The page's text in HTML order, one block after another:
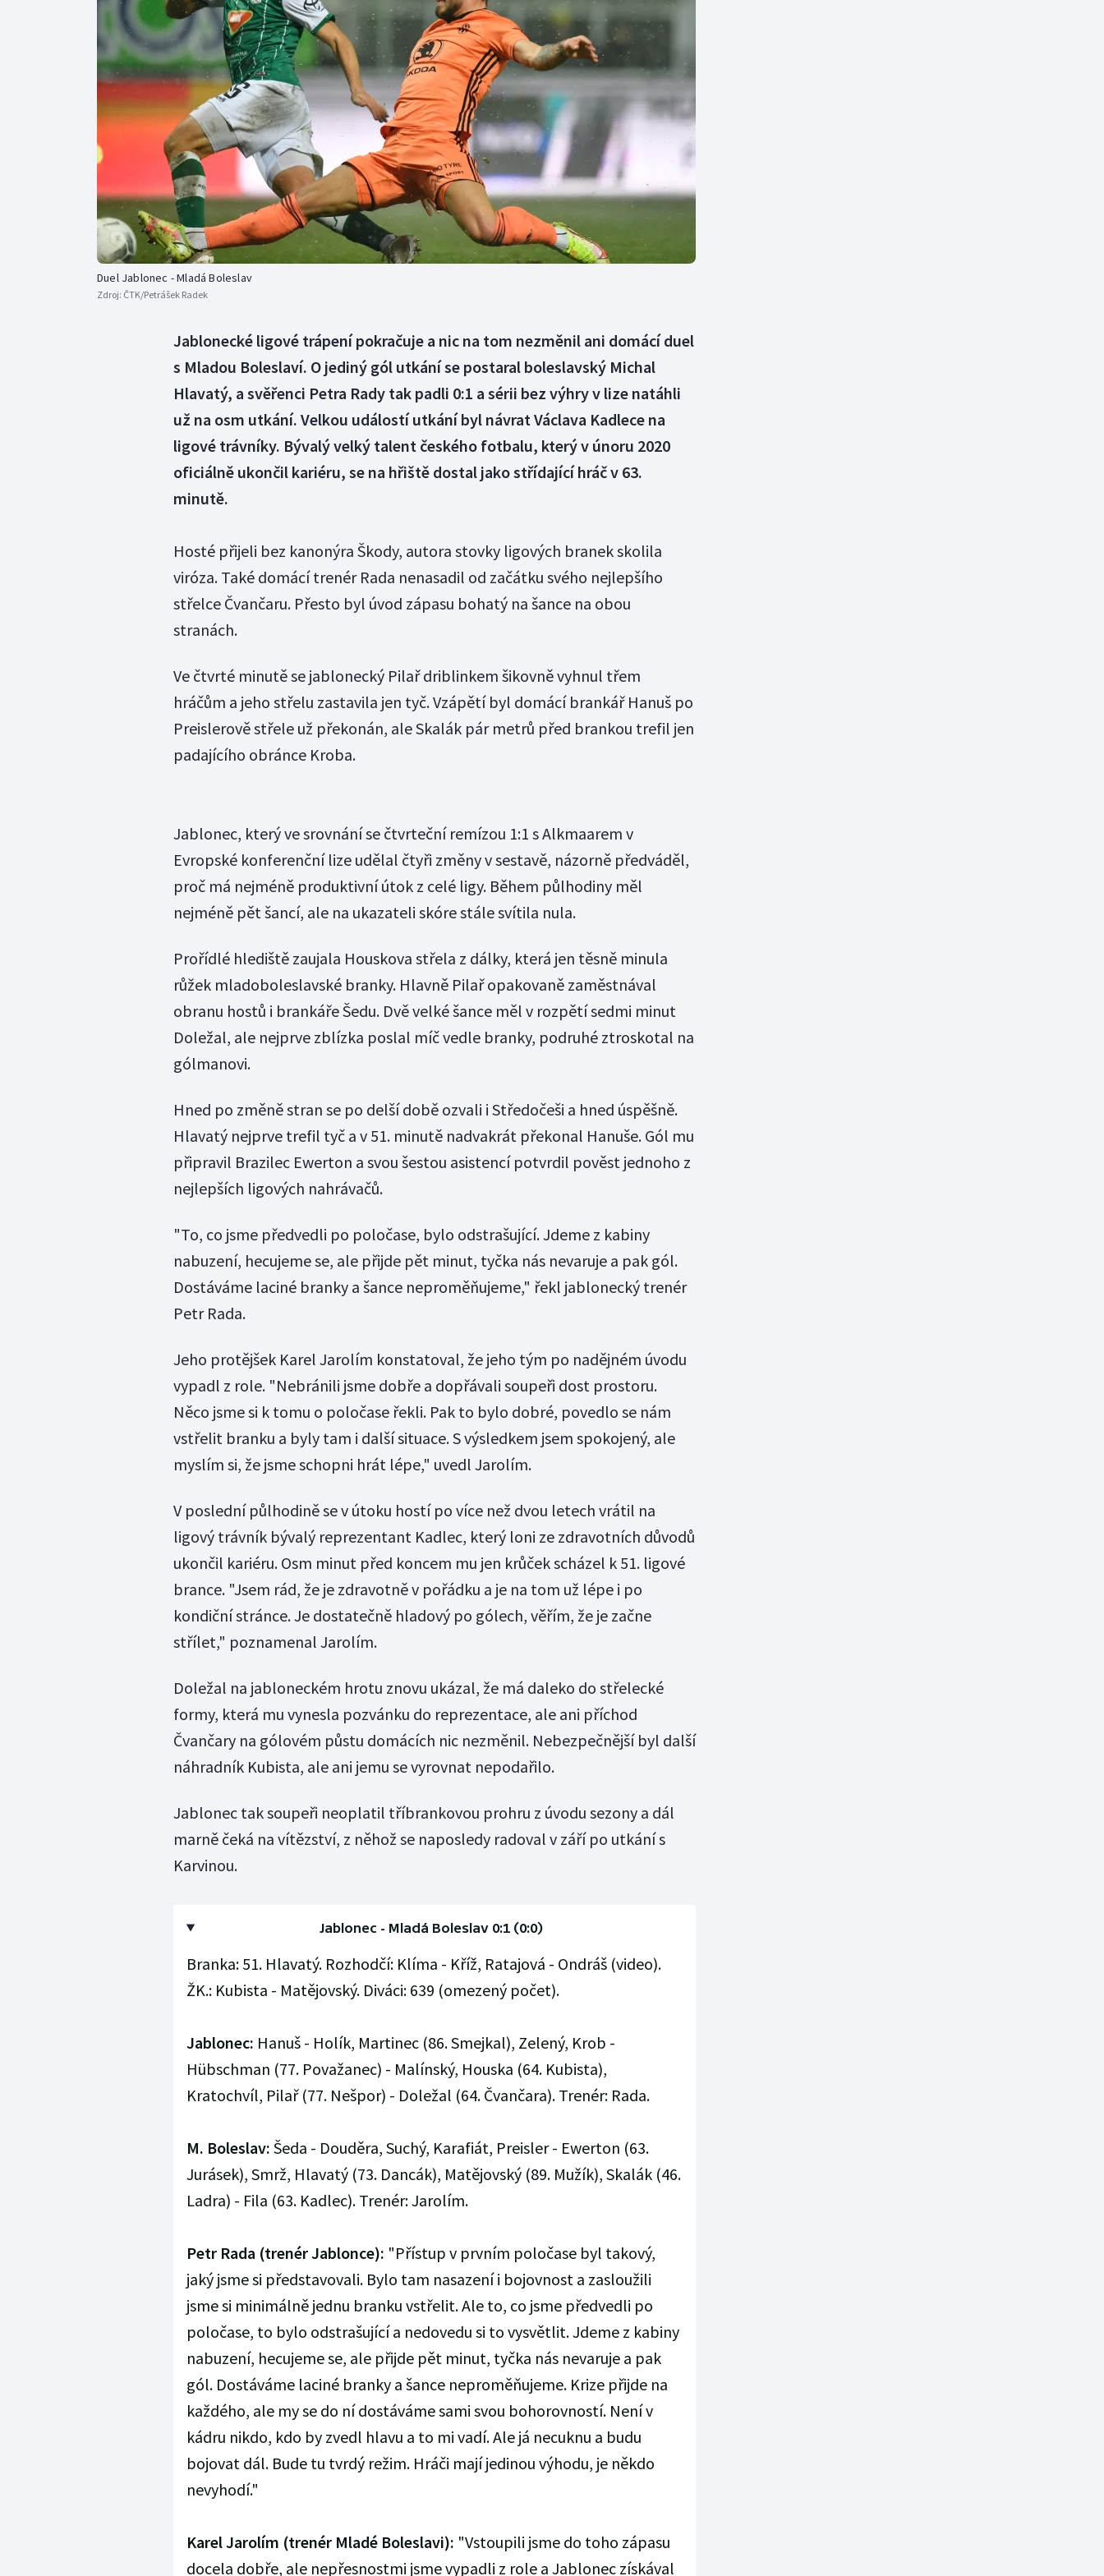
Curling
Dostihy
Florbal
Futsal
Golf
Gymnastika
Moderní pětiboj
Motorsport
Olympijské hry
Parasport
Plavání
Plážový volejbal
Veslování
Vodní slalom
Volejbal
Ostatní
Duel Jablonec - Mladá Boleslav
Zdroj: ČTK/Petrášek Radek
Jablonecké ligové trápení pokračuje a nic na tom nezměnil ani domácí duel
s Mladou Boleslaví. O jediný gól utkání se postaral boleslavský Michal
Hlavatý, a svěřenci Petra Rady tak padli 0:1 a sérii bez výhry v lize natáhli
už na osm utkání. Velkou událostí utkání byl návrat Václava Kadlece na
ligové trávníky. Bývalý velký talent českého fotbalu, který v únoru 2020
oficiálně ukončil kariéru, se na hřiště dostal jako střídající hráč v 63.
minutě.
Hosté přijeli bez kanonýra Škody, autora stovky ligových branek skolila
viróza. Také domácí trenér Rada nenasadil od začátku svého nejlepšího
střelce Čvančaru. Přesto byl úvod zápasu bohatý na šance na obou
stranách.
Ve čtvrté minutě se jablonecký Pilař driblinkem šikovně vyhnul třem
hráčům a jeho střelu zastavila jen tyč. Vzápětí byl domácí brankář Hanuš po
Preislerově střele už překonán, ale Skalák pár metrů před brankou trefil jen
padajícího obránce Kroba.
Jablonec, který ve srovnání se čtvrteční remízou 1:1 s Alkmaarem v
Evropské konferenční lize udělal čtyři změny v sestavě, názorně předváděl,
proč má nejméně produktivní útok z celé ligy. Během půlhodiny měl
nejméně pět šancí, ale na ukazateli skóre stále svítila nula.
Prořídlé hlediště zaujala Houskova střela z dálky, která jen těsně minula
růžek mladoboleslavské branky. Hlavně Pilař opakovaně zaměstnával
obranu hostů i brankáře Šedu. Dvě velké šance měl v rozpětí sedmi minut
Doležal, ale nejprve zblízka poslal míč vedle branky, podruhé ztroskotal na
gólmanovi.
Hned po změně stran se po delší době ozvali i Středočeši a hned úspěšně.
Hlavatý nejprve trefil tyč a v 51. minutě nadvakrát překonal Hanuše. Gól mu
připravil Brazilec Ewerton a svou šestou asistencí potvrdil pověst jednoho z
nejlepších ligových nahrávačů.
"To, co jsme předvedli po poločase, bylo odstrašující. Jdeme z kabiny
nabuzení, hecujeme se, ale přijde pět minut, tyčka nás nevaruje a pak gól.
Dostáváme laciné branky a šance neproměňujeme," řekl jablonecký trenér
Petr Rada.
Jeho protějšek Karel Jarolím konstatoval, že jeho tým po nadějném úvodu
vypadl z role. "Nebránili jsme dobře a dopřávali soupeři dost prostoru.
Něco jsme si k tomu o poločase řekli. Pak to bylo dobré, povedlo se nám
vstřelit branku a byly tam i další situace. S výsledkem jsem spokojený, ale
myslím si, že jsme schopni hrát lépe," uvedl Jarolím.
V poslední půlhodině se v útoku hostí po více než dvou letech vrátil na
ligový trávník bývalý reprezentant Kadlec, který loni ze zdravotních důvodů
ukončil kariéru. Osm minut před koncem mu jen krůček scházel k 51. ligové
brance. "Jsem rád, že je zdravotně v pořádku a je na tom už lépe i po
kondiční stránce. Je dostatečně hladový po gólech, věřím, že je začne
střílet," poznamenal Jarolím.
Doležal na jabloneckém hrotu znovu ukázal, že má daleko do střelecké
formy, která mu vynesla pozvánku do reprezentace, ale ani příchod
Čvančary na gólovém půstu domácích nic nezměnil. Nebezpečnější byl další
náhradník Kubista, ale ani jemu se vyrovnat nepodařilo.
Jablonec tak soupeři neoplatil tříbrankovou prohru z úvodu sezony a dál
marně čeká na vítězství, z něhož se naposledy radoval v září po utkání s
Karvinou.
Jablonec - Mladá Boleslav 0:1 (0:0)
Branka: 51. Hlavatý. Rozhodčí: Klíma - Kříž, Ratajová - Ondráš (video).
ŽK.: Kubista - Matějovský. Diváci: 639 (omezený počet).
Jablonec: Hanuš - Holík, Martinec (86. Smejkal), Zelený, Krob -
Hübschman (77. Považanec) - Malínský, Houska (64. Kubista),
Kratochvíl, Pilař (77. Nešpor) - Doležal (64. Čvančara). Trenér: Rada.
M. Boleslav: Šeda - Douděra, Suchý, Karafiát, Preisler - Ewerton (63.
Jurásek), Smrž, Hlavatý (73. Dancák), Matějovský (89. Mužík), Skalák (46.
Ladra) - Fila (63. Kadlec). Trenér: Jarolím.
Petr Rada (trenér Jablonce): "Přístup v prvním poločase byl takový,
jaký jsme si představovali. Bylo tam nasazení i bojovnost a zasloužili
jsme si minimálně jednu branku vstřelit. Ale to, co jsme předvedli po
poločase, to bylo odstrašující a nedovedu si to vysvětlit. Jdeme z kabiny
nabuzení, hecujeme se, ale přijde pět minut, tyčka nás nevaruje a pak
gól. Dostáváme laciné branky a šance neproměňujeme. Krize přijde na
každého, ale my se do ní dostáváme sami svou bohorovností. Není v
kádru nikdo, kdo by zvedl hlavu a to mi vadí. Ale já necuknu a budu
bojovat dál. Bude tu tvrdý režim. Hráči mají jedinou výhodu, je někdo
nevyhodí."
Karel Jarolím (trenér Mladé Boleslavi): "Vstoupili jsme do toho zápasu
docela dobře, ale nepřesnostmi jsme vypadli z role a Jablonec získával